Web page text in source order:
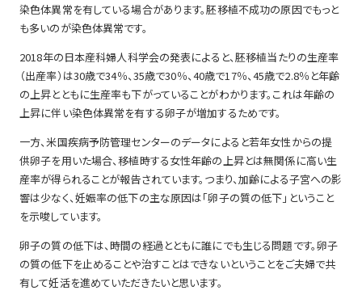
染色体異常を有している場合があります。胚移植不成功の原因でもっと
も多いのが染色体異常です。
2018年の日本産科婦人科学会の発表によると、胚移植当たりの生産率
（出産率）は30歳で34％、35歳で30％、40歳で17％、45歳で2.8％と年齢
の上昇とともに生産率も下がっていることがわかります。これは年齢の
上昇に伴い染色体異常を有する卵子が増加するためです。
一方、米国疾病予防管理センターのデータによると若年女性からの提
供卵子を用いた場合、移植時する女性年齢の上昇とは無関係に高い生
産率が得られることが報告されています。つまり、加齢による子宮への影
響は少なく、妊娠率の低下の主な原因は「卵子の質の低下」ということ
を示唆しています。
卵子の質の低下は、時間の経過とともに誰にでも生じる問題です。卵子
の質の低下を止めることや治すことはできないということをご夫婦で共
有して妊活を進めていただきたいと思います。